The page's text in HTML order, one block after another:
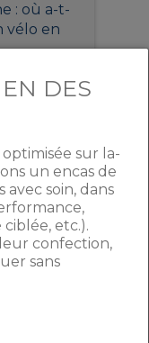
: où a-t-
vélo en
à un
: que se
DES
sur la-
un encas de
avec soin, dans
etc.).
confection,
sans